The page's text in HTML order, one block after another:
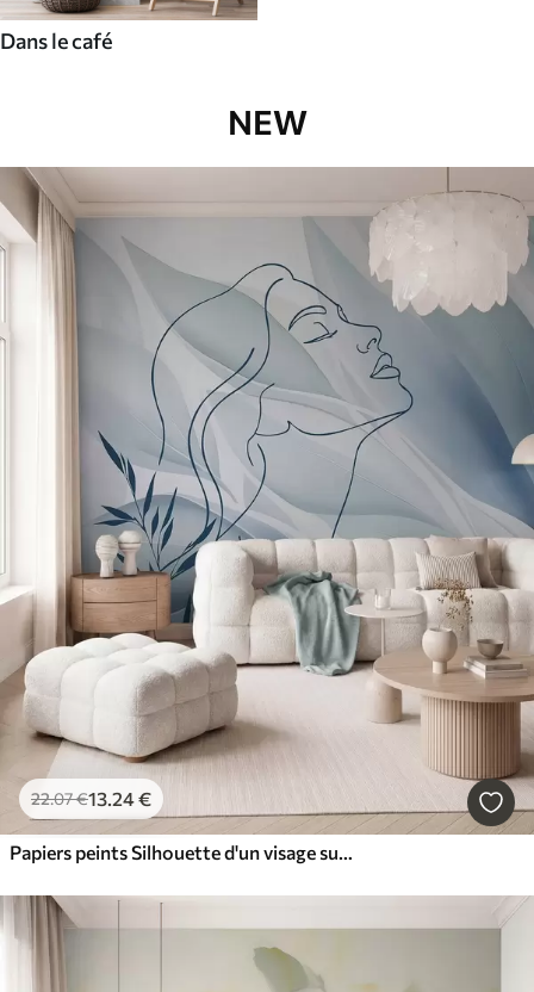
Dans le café
NEW
22.07€13.24€
Papiers peints Silhouette d'un visage sur un fond abstrait